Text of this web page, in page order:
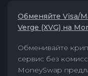
Обменяйте Visa/
Verge (XVG) на
Обменивайте
сервис без
MoneySwap